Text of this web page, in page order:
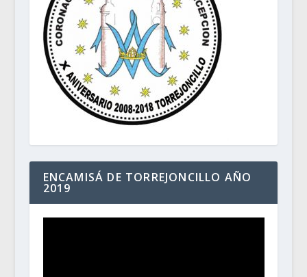
ENCAMISÁ DE TORREJONCILLO AÑO
2019